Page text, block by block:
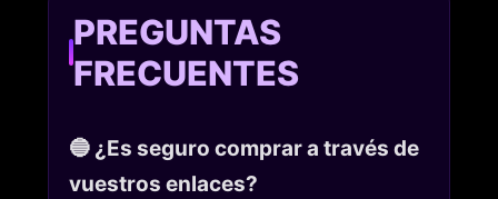
PREGUNTAS
FRECUENTES
🔵 ¿Es seguro comprar a través de
vuestros enlaces?